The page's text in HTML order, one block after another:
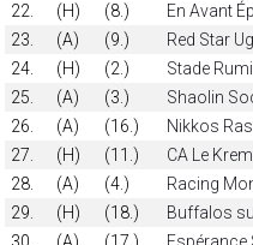
22.
(H) (8.) En Avant
23.
(A) (9.) Red Star
24.
(H) (2.) Stade
25.
(A) (3.) Shaolin
26.
(A) (16.) Nikkos
27.
(H) (11.) CA Le
28.
(A) (4.) Racing
29.
(H) (18.) Buffalos
30.
(A) (17.)